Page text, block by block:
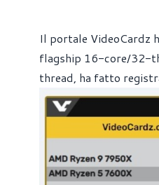
Il portale VideoCardz
flagship 16-core/32-
thread, ha fatto